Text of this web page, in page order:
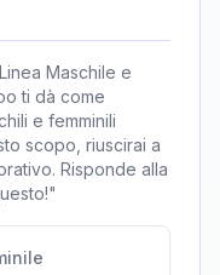
Maschile e
ti dà come
e femminili
scopo, riuscirai a
Risponde alla